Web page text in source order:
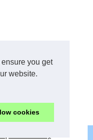
you get
website.
cookies